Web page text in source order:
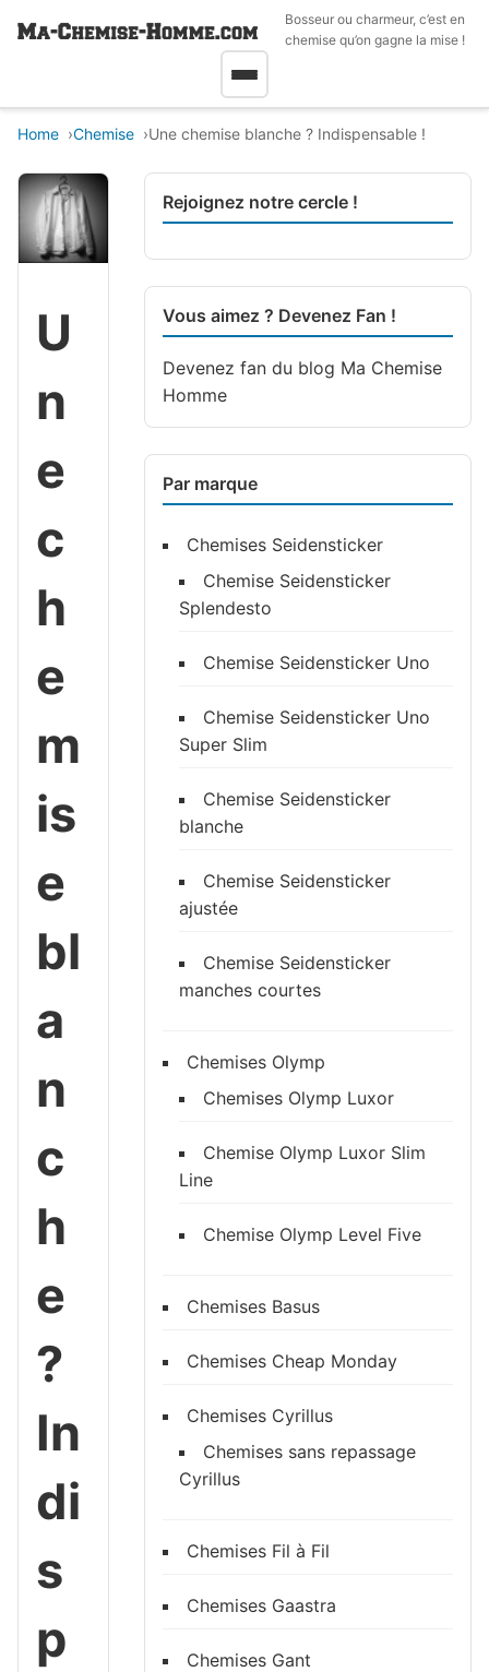
Bosseur ou charmeur, c’est en
chemise qu’on gagne la mise !
Home Chemise Une chemise blanche ? Indispensable !
U
n
e
c
h
e
m
is
e
bl
a
n
c
h
e
?
In
di
s
p
Rejoignez notre cercle !
Vous aimez ? Devenez Fan !
Devenez fan du blog Ma Chemise
Homme
Par marque
Chemises Seidensticker
Chemise Seidensticker
Splendesto
Chemise Seidensticker Uno
Chemise Seidensticker Uno
Super Slim
Chemise Seidensticker
blanche
Chemise Seidensticker
ajustée
Chemise Seidensticker
manches courtes
Chemises Olymp
Chemises Olymp Luxor
Chemise Olymp Luxor Slim
Line
Chemise Olymp Level Five
Chemises Basus
Chemises Cheap Monday
Chemises Cyrillus
Chemises sans repassage
Cyrillus
Chemises Fil à Fil
Chemises Gaastra
Chemises Gant